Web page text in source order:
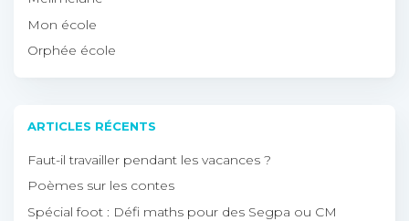
Mon école
Orphée école
ARTICLES RÉCENTS
Faut-il travailler pendant les vacances ?
Poèmes sur les contes
Spécial foot : Défi maths pour des Segpa ou CM